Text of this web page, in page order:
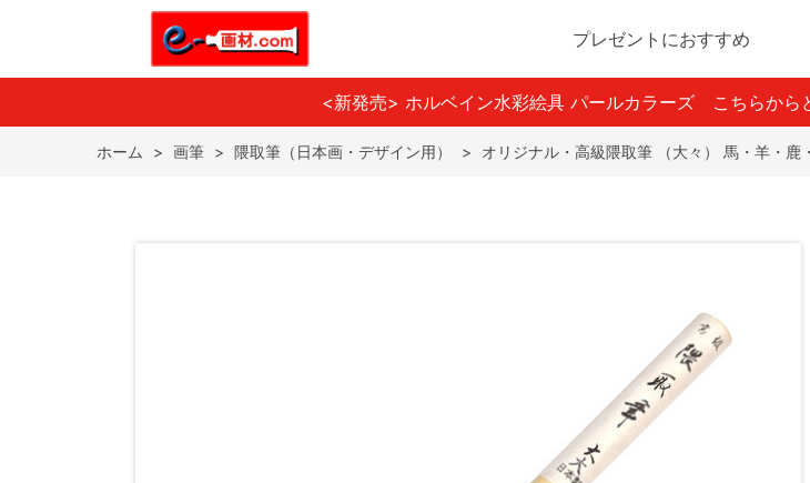
プレゼントにおすすめ
<新発売> ホルベイン水彩絵具 パールカラーズ こちらから
ホーム > 画筆 > 隈取筆（日本画・デザイン用） > オリジナル・高級隈取筆 （大々） 馬・羊・鹿